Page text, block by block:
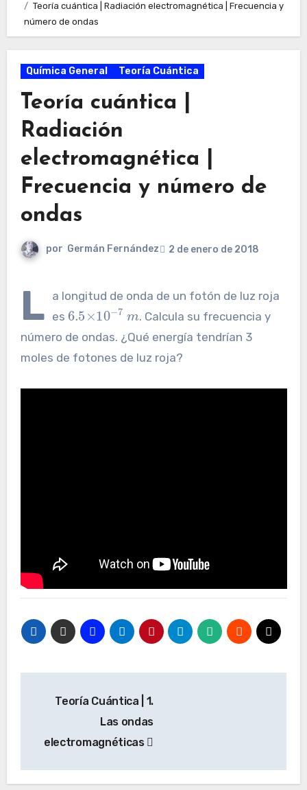
Teoría cuántica | Radiación electromagnética | Frecuencia y
número de ondas
Química General Teoría Cuántica
Teoría cuántica |
Radiación
electromagnética |
Frecuencia y número de
ondas
por Germán Fernández 2 de enero de 2018
L a longitud de onda de un fotón de luz roja
es 6.5 10−7
. Calcula su frecuencia y
número de ondas. ¿Qué energía tendrían 3
moles de fotones de luz roja?
entradas
Teoría Cuántica | 1.
Las ondas
electromagnéticas